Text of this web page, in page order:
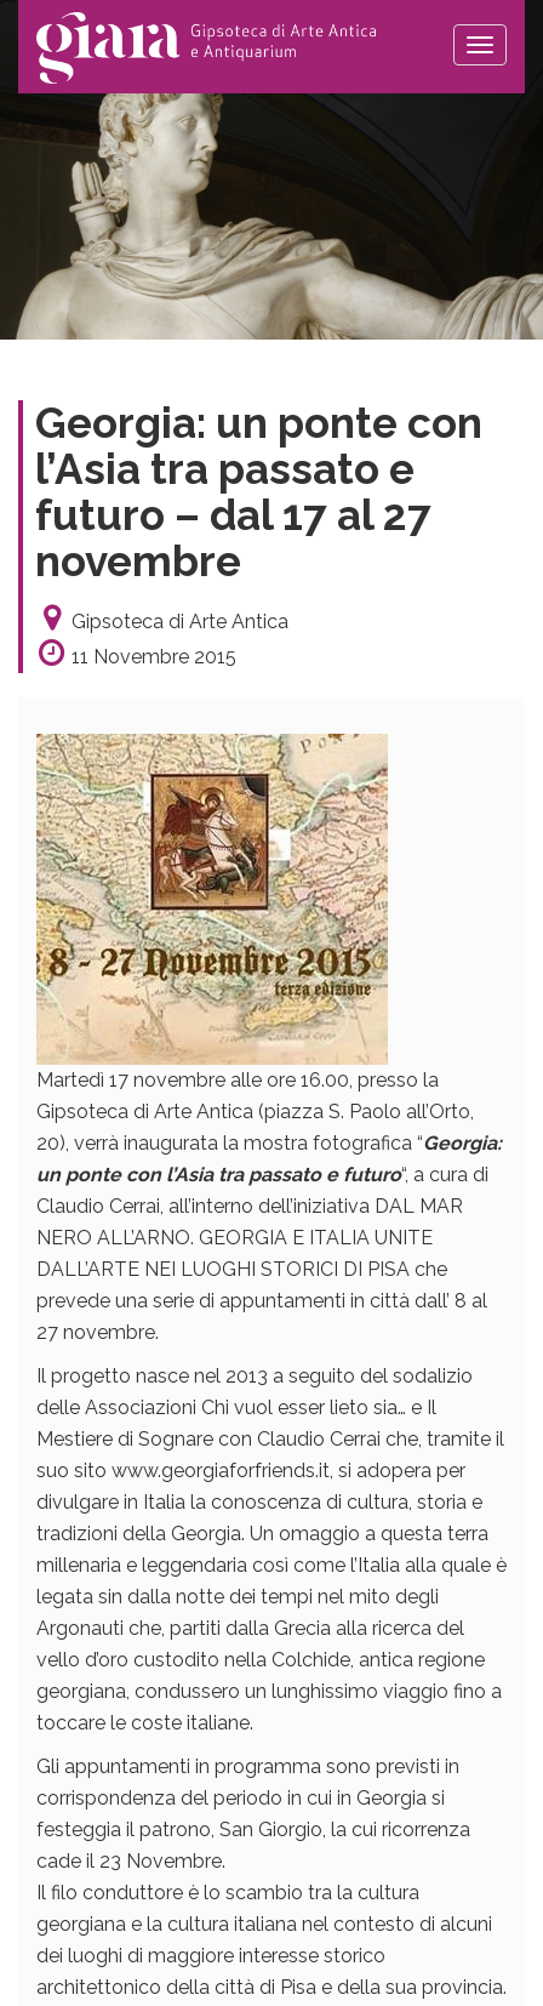
Toggle
Georgia: un ponte con
l’Asia tra passato e
futuro – dal 17 al 27
novembre
Gipsoteca di Arte Antica
11 Novembre 2015
Martedì 17 novembre alle ore 16.00, presso la
Gipsoteca di Arte Antica (piazza S. Paolo all’Orto,
20), verrà inaugurata la mostra fotografica “Georgia:
un ponte con l’Asia tra passato e futuro“, a cura di
Claudio Cerrai, all’interno dell’iniziativa DAL MAR
NERO ALL’ARNO. GEORGIA E ITALIA UNITE
DALL’ARTE NEI LUOGHI STORICI DI PISA che
prevede una serie di appuntamenti in città dall’ 8 al
27 novembre.
Il progetto nasce nel 2013 a seguito del sodalizio
delle Associazioni Chi vuol esser lieto sia… e Il
Mestiere di Sognare con Claudio Cerrai che, tramite il
suo sito www.georgiaforfriends.it, si adopera per
divulgare in Italia la conoscenza di cultura, storia e
tradizioni della Georgia. Un omaggio a questa terra
millenaria e leggendaria così come l’Italia alla quale è
legata sin dalla notte dei tempi nel mito degli
Argonauti che, partiti dalla Grecia alla ricerca del
vello d’oro custodito nella Colchide, antica regione
georgiana, condussero un lunghissimo viaggio fino a
toccare le coste italiane.
Gli appuntamenti in programma sono previsti in
corrispondenza del periodo in cui in Georgia si
festeggia il patrono, San Giorgio, la cui ricorrenza
cade il 23 Novembre.
Il filo conduttore è lo scambio tra la cultura
georgiana e la cultura italiana nel contesto di alcuni
dei luoghi di maggiore interesse storico
architettonico della città di Pisa e della sua provincia.